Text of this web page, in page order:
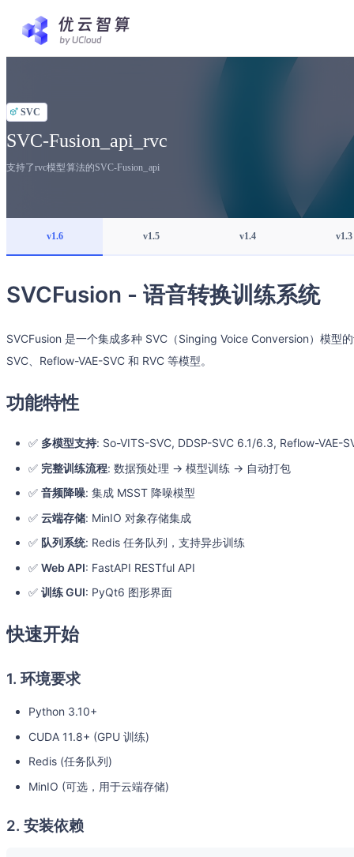
SVC
SVC-Fusion_api_rvc
支持了rvc模型算法的SVC-Fusion_api
v1.6 v1.5 v1.4 v1.3
SVCFusion - 语音转换训练系统
SVCFusion 是一个集成多种 SVC（Singing Voice Conversion）模型
SVC、Reflow-VAE-SVC 和 RVC 等模型。
功能特性
✅ 多模型支持: So-VITS-SVC, DDSP-SVC 6.1/6.3, Reflow-VAE-
✅ 完整训练流程: 数据预处理 → 模型训练 → 自动打包
✅ 音频降噪: 集成 MSST 降噪模型
✅ 云端存储: MinIO 对象存储集成
✅ 队列系统: Redis 任务队列，支持异步训练
✅ Web API: FastAPI RESTful API
✅ 训练 GUI: PyQt6 图形界面
快速开始
1. 环境要求
Python 3.10+
CUDA 11.8+ (GPU 训练)
Redis (任务队列)
MinIO (可选，用于云端存储)
2. 安装依赖